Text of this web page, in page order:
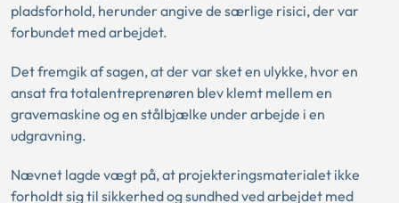
pladsforhold, herunder angive de særlige risici, der var
forbundet med arbejdet.
Det fremgik af sagen, at der var sket en ulykke, hvor en
ansat fra totalentreprenøren blev klemt mellem en
gravemaskine og en stålbjælke under arbejde i en
udgravning.
Nævnet lagde vægt på, at projekteringsmaterialet ikke
forholdt sig til sikkerhed og sundhed ved arbejdet med